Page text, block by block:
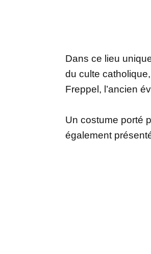
Dans ce lieu
du culte
Freppel, l’ancien
Un costume porté
également